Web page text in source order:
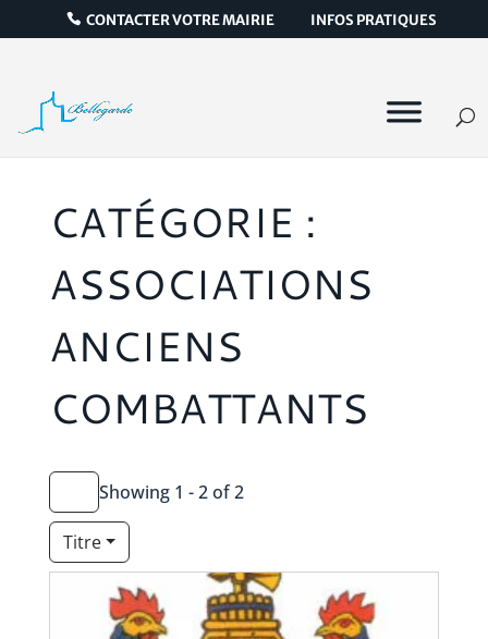
CONTACTER VOTRE MAIRIE INFOS PRATIQUES
CATÉGORIE :
ASSOCIATIONS
ANCIENS
COMBATTANTS
Showing 1 - 2 of 2
Titre